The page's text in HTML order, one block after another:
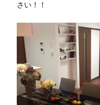
さい！！